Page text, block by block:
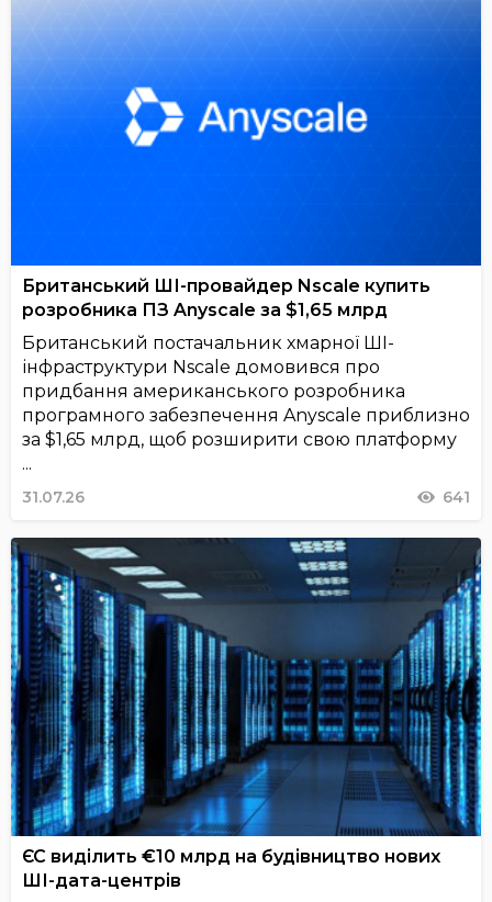
Британський ШІ-провайдер Nscale купить
розробника ПЗ Anyscale за $1,65 млрд
Британський постачальник хмарної ШІ-
інфраструктури Nscale домовився про
придбання американського розробника
програмного забезпечення Anyscale приблизно
за $1,65 млрд, щоб розширити свою платформу
...
31.07.26 641
ЄС виділить €10 млрд на будівництво нових
ШІ-дата-центрів